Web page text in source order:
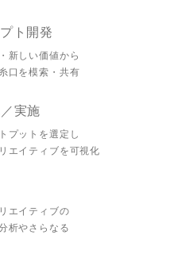
ト開発
新しい価値から
口を模索・共有
実施
プットを選定し
エイティブを可視化
エイティブの
析やさらなる